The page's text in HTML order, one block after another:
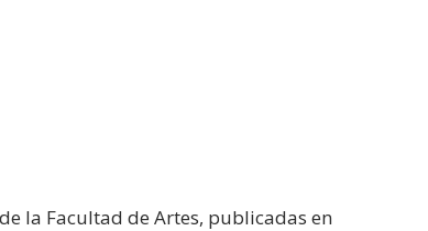
la Facultad de Artes, publicadas en